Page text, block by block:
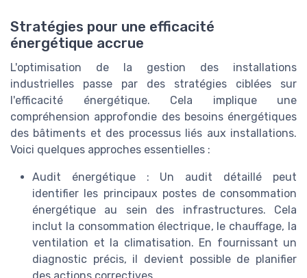
Stratégies pour une efficacité
énergétique accrue
L'optimisation de la gestion des installations
industrielles passe par des stratégies ciblées sur
l'efficacité énergétique. Cela implique une
compréhension approfondie des besoins énergétiques
des bâtiments et des processus liés aux installations.
Voici quelques approches essentielles :
Audit énergétique : Un audit détaillé peut
identifier les principaux postes de consommation
énergétique au sein des infrastructures. Cela
inclut la consommation électrique, le chauffage, la
ventilation et la climatisation. En fournissant un
diagnostic précis, il devient possible de planifier